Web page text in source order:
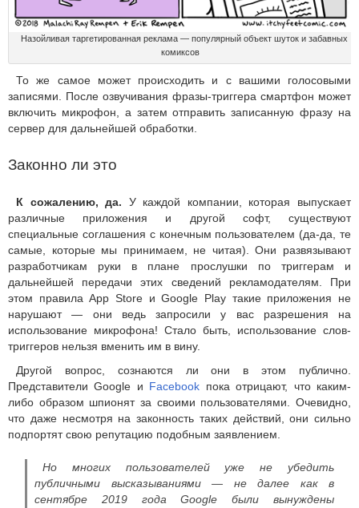
Назойливая таргетированная реклама — популярный объект шуток и забавных
комиксов
То же самое может происходить и с вашими голосовыми
записями. После озвучивания фразы-триггера смартфон может
включить микрофон, а затем отправить записанную фразу на
сервер для дальнейшей обработки.
Законно ли это
К сожалению, да. У каждой компании, которая выпускает
различные приложения и другой софт, существуют
специальные соглашения с конечным пользователем (да-да, те
самые, которые мы принимаем, не читая). Они развязывают
разработчикам руки в плане прослушки по триггерам и
дальнейшей передачи этих сведений рекламодателям. При
этом правила App Store и Google Play такие приложения не
нарушают — они ведь запросили у вас разрешения на
использование микрофона! Стало быть, использование слов-
триггеров нельзя вменить им в вину.
Другой вопрос, сознаются ли они в этом публично.
Представители Google и Facebook пока отрицают, что каким-
либо образом шпионят за своими пользователями. Очевидно,
что даже несмотря на законность таких действий, они сильно
подпортят свою репутацию подобным заявлением.
Но многих пользователей уже не убедить
публичными высказываниями — не далее как в
сентябре 2019 года Google были вынуждены